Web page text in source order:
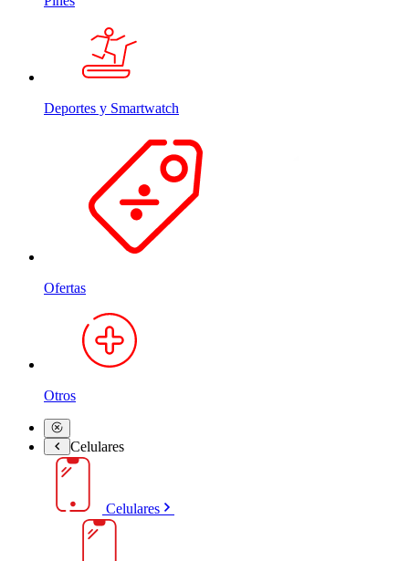
Deportes y Smartwatch
Ofertas
Otros
Celulares
Celulares